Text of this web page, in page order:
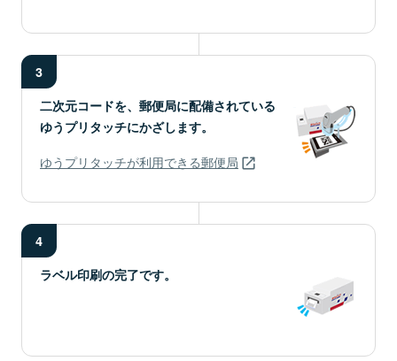
3
二次元コードを、郵便局に配備されている
ゆうプリタッチにかざします。
ゆうプリタッチが利用できる郵便局
4
ラベル印刷の完了です。